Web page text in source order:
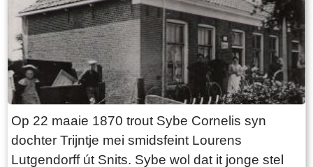
noch in soan dy’t Freerk Edgers neamd wurdt.
Schelte wurdt boer en begjint in komelkerij oan’e
noardkant fan de Tsjaerddyk nêst it tsjerkehûs.
Nei it ferstjerren fan Edger Scheltes yn 1783,
wurdt hy opfolge troch syn soan Freerk Edgers.
Freerk wennet oant likernôch 1795 yn it doarp.
Nei 1800 komt Bauke Jans, master timmerman
út Ysbrechtum, nei it doarp foar reparaasjes
Op 22 maaie 1870 trout Sybe Cornelis syn
dochter Trijntje mei smidsfeint Lourens
Lutgendorff út Snits. Sybe wol dat it jonge stel